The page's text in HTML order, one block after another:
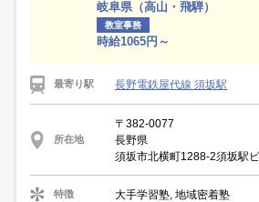
岐阜県（高山・飛騨）
教室事務
時給1065円～
最寄り駅 長野電鉄屋代線 須坂駅
所在地
〒382-0077
長野県
須坂市北横町1288-2須坂駅
特徴 大手学習塾, 地域密着塾